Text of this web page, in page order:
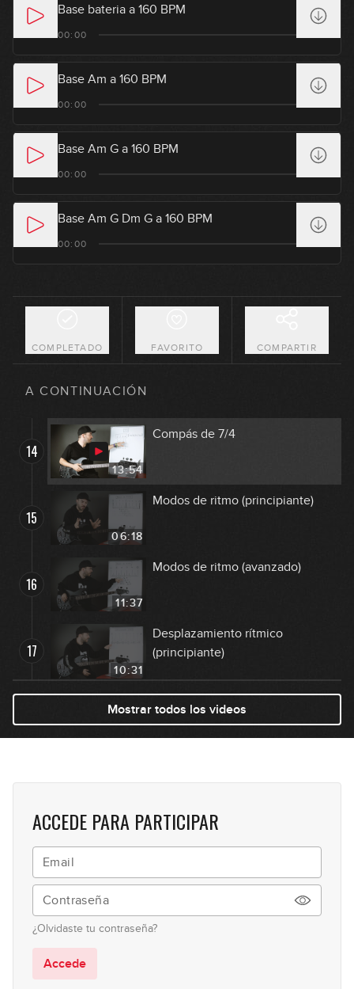
Base bateria a 160 BPM
00:00
Base Am a 160 BPM
00:00
Base Am G a 160 BPM
00:00
Base Am G Dm G a 160 BPM
00:00
COMPLETADO FAVORITO COMPARTIR
A CONTINUACIÓN
8
la gráfica del ritmo (avanzado)
09:08
10:48
11
Tresillos para avanzados
13
Compás de 5/4
14
13:54
Compás de 7/4
15
06:18
Modos de ritmo (principiante)
16
11:37
Modos de ritmo (avanzado)
17
10:31
Desplazamiento rítmico
(principiante)
06:26
Desplazamiento rítmico
19
(avanzado)
Mostrar todos los videos
ACCEDE PARA PARTICIPAR
¿Olvidaste tu contraseña?
Accede